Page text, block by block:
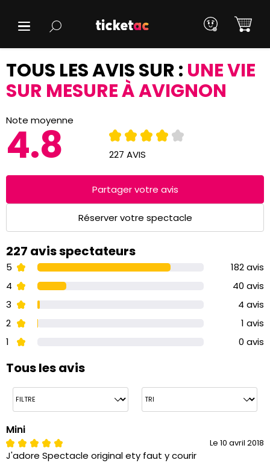
TOUS LES AVIS SUR : UNE VIE
SUR MESURE À AVIGNON
Note moyenne
4.8 227 AVIS
Réserver votre spectacle
Partager votre avis
227 avis spectateurs
5
182 avis
4
40 avis
3
4 avis
2
1 avis
1
0 avis
Tous les avis
Mini
Le 10 avril 2018
J'adore Spectacle original ety faut y courir